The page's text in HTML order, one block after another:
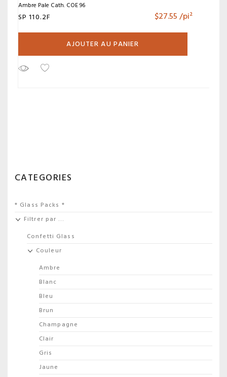
Ambre Pale Cath. COE 96
SP 110.2F $27.55/pi²
AJOUTER AU PANIER
CATEGORIES
* Glass Packs *
Filtrer par …
Confetti Glass
Couleur
Ambre
Blanc
Bleu
Brun
Champagne
Clair
Gris
Jaune